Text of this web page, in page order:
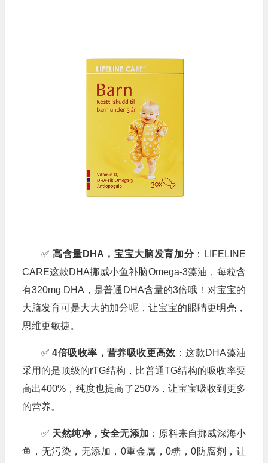
✅ 高含量DHA，宝宝大脑发育加分：LIFELINE
CARE这款DHA挪威小鱼补脑Omega-3藻油，每粒含
有320mg DHA，是普通DHA含量的3倍哦！对宝宝的
大脑发育可是大大的加分呢，让宝宝的眼睛更明亮，
思维更敏捷。
✅4倍吸收率，营养吸收更高效 ：这款DHA藻油
采用的是顶级的rTG结构，比普通TG结构的吸收率要
高出400%，纯度也提高了250%，让宝宝吸收到更多
的营养。
✅ 天然纯净，安全无添加 ：原料来自挪威深海小
鱼，无污染，无添加，0重金属，0糖，0防腐剂，让